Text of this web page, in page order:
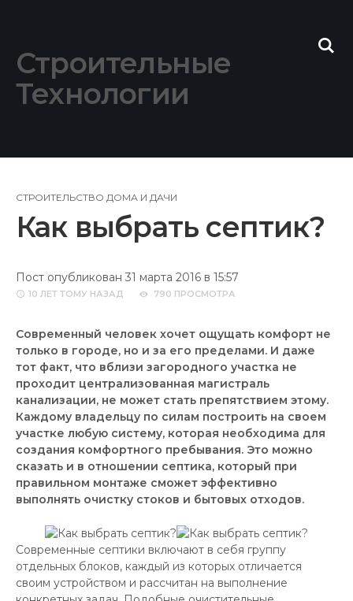
Строительные
Технологии
СТРОИТЕЛЬСТВО ДОМА И ДАЧИ
Как выбрать септик?
Пост опубликован 31 марта 2016 в 15:57
10 ЛЕТ ТОМУ НАЗАД 790 ПРОСМОТРА
Современный человек хочет ощущать комфорт не
только в городе, но и за его пределами. И даже
тот факт, что вблизи загородного участка не
проходит централизованная магистраль
канализации, не может стать препятствием этому.
Каждому владельцу по силам построить на своем
участке любую систему, которая необходима для
создания комфортного пребывания. Это можно
сказать и в отношении септика, который при
правильном монтаже сможет эффективно
выполнять очистку стоков и бытовых отходов.
Современные септики включают в себя группу
отдельных блоков, каждый из которых отличается
своим устройством и рассчитан на выполнение